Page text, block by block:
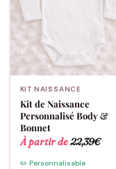
KIT NAISSANCE
Kit de Naissance
Personnalisé Body &
Bonnet
À partir de22,39€
✏️ Personnalisable